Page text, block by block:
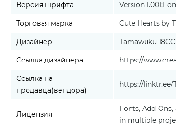
Версия шрифта Version
Торговая марка Cute Hearts by
Дизайнер Tamawuku 18CC
Ссылка дизайнера https://
Ссылка на
продавца(вендора)
https://linktr.ee/
Лицензия
Fonts, Add-
in multiple